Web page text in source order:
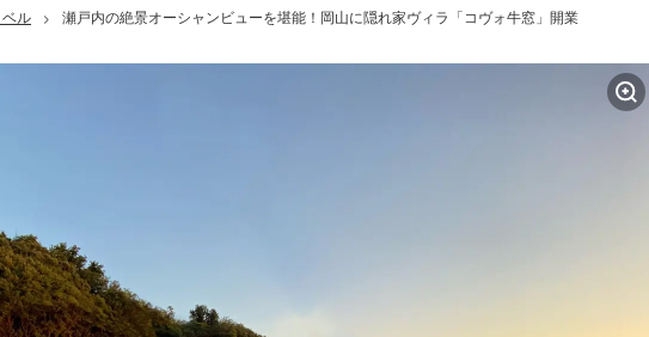
ベル > 瀬戸内の絶景オーシャンビューを堪能！岡山に隠れ家ヴィラ「コヴォ牛窓」開業